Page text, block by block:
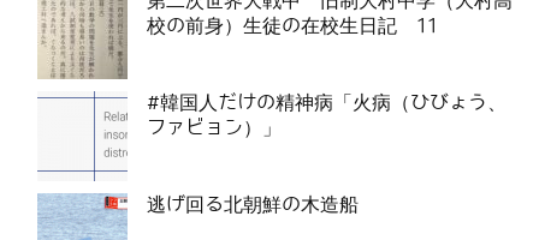
校の前身）生徒の在校生日記 11
#韓国人だけの精神病「火病（ひびょう、
ファビョン）」
逃げ回る北朝鮮の木造船